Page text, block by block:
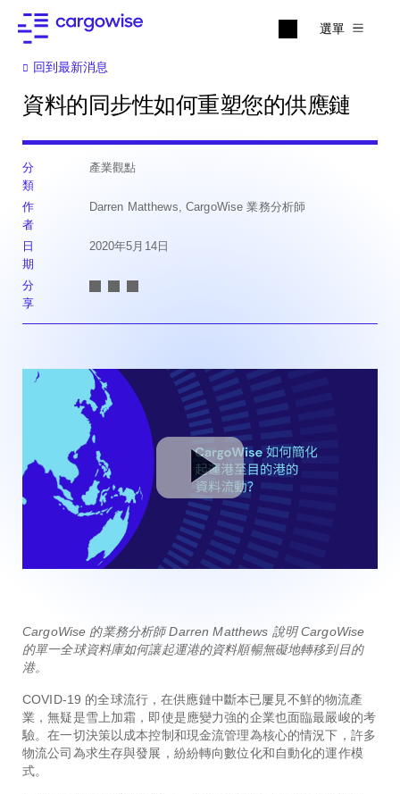
選單
回到最新消息
資料的同步性如何重塑您的供應鏈
分
類
產業觀點
作
者
Darren Matthews, CargoWise 業務分析師
日
期
2020年5月14日
分
享
CargoWise 的業務分析師 Darren Matthews 說明 CargoWise
的單一全球資料庫如何讓起運港的資料順暢無礙地轉移到目的
港。
COVID-19 的全球流行，在供應鏈中斷本已屢見不鮮的物流產
業，無疑是雪上加霜，即使是應變力強的企業也面臨最嚴峻的考
驗。在一切決策以成本控制和現金流管理為核心的情況下，許多
物流公司為求生存與發展，紛紛轉向數位化和自動化的運作模
式。